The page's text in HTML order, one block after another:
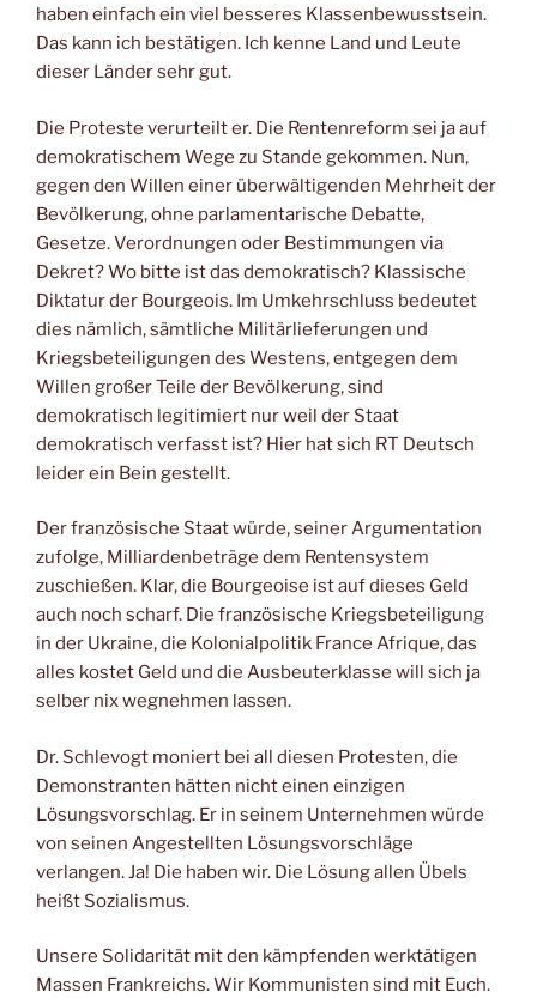
haben einfach ein viel besseres Klassenbewusstsein.
Das kann ich bestätigen. Ich kenne Land und Leute
dieser Länder sehr gut.
Die Proteste verurteilt er. Die Rentenreform sei ja auf
demokratischem Wege zu Stande gekommen. Nun,
gegen den Willen einer überwältigenden Mehrheit der
Bevölkerung, ohne parlamentarische Debatte,
Gesetze. Verordnungen oder Bestimmungen via
Dekret? Wo bitte ist das demokratisch? Klassische
Diktatur der Bourgeois. Im Umkehrschluss bedeutet
dies nämlich, sämtliche Militärlieferungen und
Kriegsbeteiligungen des Westens, entgegen dem
Willen großer Teile der Bevölkerung, sind
demokratisch legitimiert nur weil der Staat
demokratisch verfasst ist? Hier hat sich RT Deutsch
leider ein Bein gestellt.
Der französische Staat würde, seiner Argumentation
zufolge, Milliardenbeträge dem Rentensystem
zuschießen. Klar, die Bourgeoise ist auf dieses Geld
auch noch scharf. Die französische Kriegsbeteiligung
in der Ukraine, die Kolonialpolitik France Afrique, das
alles kostet Geld und die Ausbeuterklasse will sich ja
selber nix wegnehmen lassen.
Dr. Schlevogt moniert bei all diesen Protesten, die
Demonstranten hätten nicht einen einzigen
Lösungsvorschlag. Er in seinem Unternehmen würde
von seinen Angestellten Lösungsvorschläge
verlangen. Ja! Die haben wir. Die Lösung allen Übels
heißt Sozialismus.
Unsere Solidarität mit den kämpfenden werktätigen
Massen Frankreichs. Wir Kommunisten sind mit Euch.